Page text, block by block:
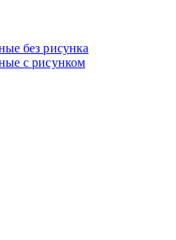
без рисунка
с рисунком